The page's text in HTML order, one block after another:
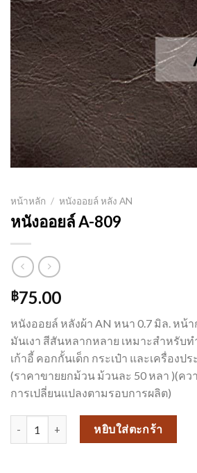
หน้าหลัก / หนังออยล์ หลัง AN
หนังออยล์ A-809
฿75.00
หนังออยล์ หลังผ้า AN หนา 0.7 มิล. หน้า
มันเงา สีสันหลากหลาย เหมาะสำหรับท
เก้าอี้ คอกกั้นเด็ก กระเป๋า และเครื่องป
(ราคาขายยกม้วน ม้วนละ 50 หลา )(ค
การเปลี่ยนแปลงตามรอบการผลิต)
จำนวน หนังออยล์ A-809 ชิ้นหยิบใส่ตะกร้า